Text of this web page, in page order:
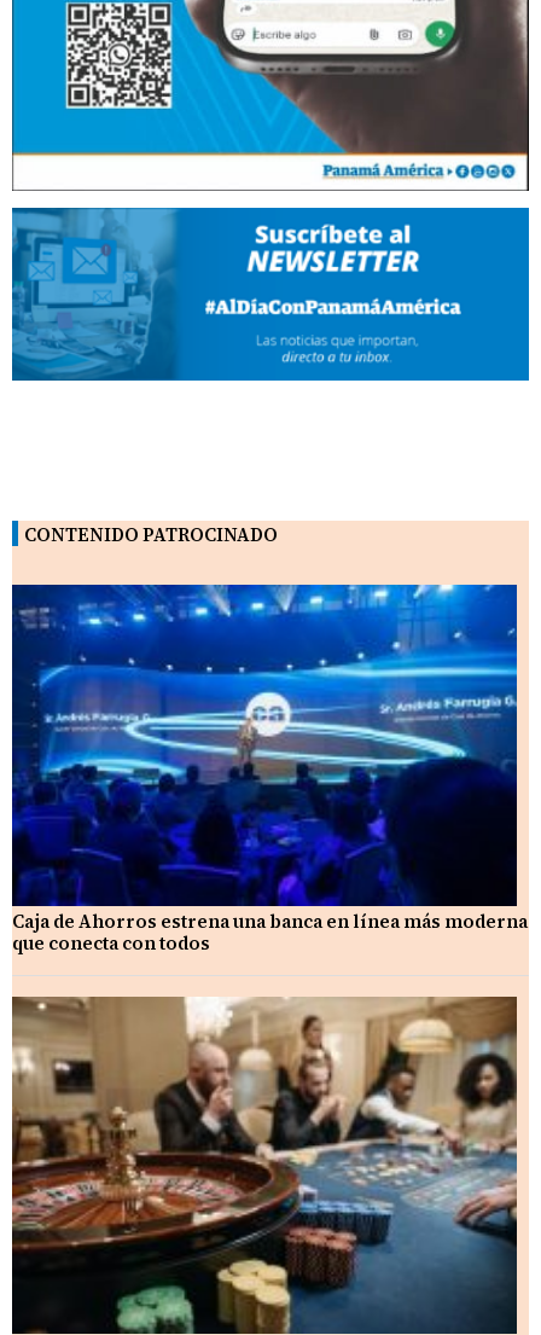
CONTENIDO PATROCINADO
Caja de Ahorros estrena una banca en línea más moderna
que conecta con todos